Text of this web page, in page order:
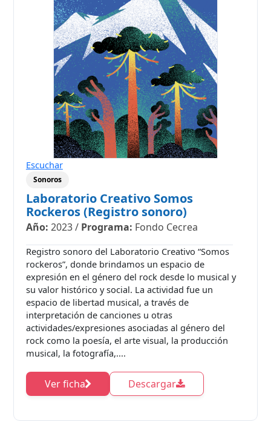
Escuchar
Sonoros
Laboratorio Creativo Somos
Rockeros (Registro sonoro)
Año: 2023/ Programa: Fondo Cecrea
Registro sonoro del Laboratorio Creativo “Somos
rockeros”, donde brindamos un espacio de
expresión en el género del rock desde lo musical y
su valor histórico y social. La actividad fue un
espacio de libertad musical, a través de
interpretación de canciones u otras
actividades/expresiones asociadas al género del
rock como la poesía, el arte visual, la producción
musical, la fotografía,....
Ver ficha Descargar